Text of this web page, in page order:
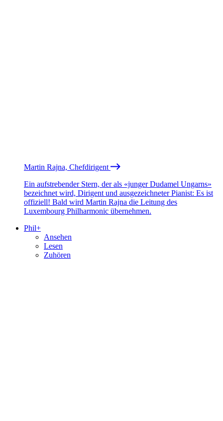
Martin Rajna, Chefdirigent
Ein aufstrebender Stern, der als «junger Dudamel Ungarns»
bezeichnet wird, Dirigent und ausgezeichneter Pianist: Es ist
offiziell! Bald wird Martin Rajna die Leitung des
Luxembourg Philharmonic übernehmen.
Phil+
Ansehen
Lesen
Zuhören